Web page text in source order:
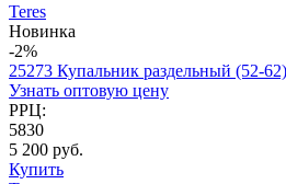
Teres
Новинка
-2%
25273 Купальник раздельный (52-62)
Узнать оптовую цену
РРЦ:
5830
5 200 руб.
Купить